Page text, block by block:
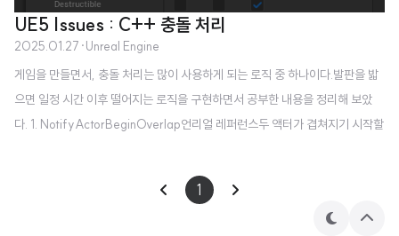
UE5 Issues : C++ 충돌 처리
2025.01.27 ·Unreal Engine
게임을 만들면서, 충돌 처리는 많이 사용하게 되는 로직 중 하나이다.발판을 밟
으면 일정 시간 이후 떨어지는 로직을 구현하면서 공부한 내용을 정리해 보았
다. 1. NotifyActorBeginOverlap언리얼 레퍼런스두 액터가 겹쳐지기 시작할
Actor 클래스를 상속받은 것들의 가상 함수로 제공되고, 아래와 같은 시그니처
를 가진다.virtual void NotifyActorBeginOverlap(AActor* OtherActo
r) override;이 함수를 사용하려면, 해당 액터와 다른 액터 모두 컴포넌트에 b
1
테
상